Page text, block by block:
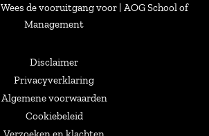
de vooruitgang voor | AOG School of
Management
Disclaimer
Privacyverklaring
Algemene voorwaarden
Cookiebeleid